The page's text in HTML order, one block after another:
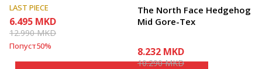
LAST PIECE
6.495 MKD
12.990MKD
Попуст50%
The North Face Hedgehog
Mid Gore-Tex
8.232 MKD
10.290MKD